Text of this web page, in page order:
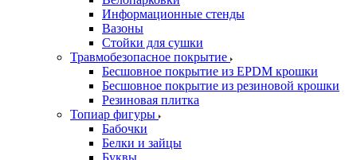
Информационные стенды
Вазоны
Стойки для сушки
Травмобезопасное покрытие
Бесшовное покрытие из EPDM крошки
Бесшовное покрытие из резиновой крошки
Резиновая плитка
Топиар фигуры
Бабочки
Белки и зайцы
Буквы